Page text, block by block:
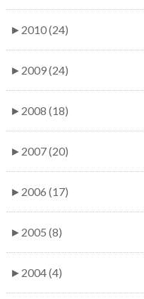
► 2010 (24)
► 2009 (24)
► 2008 (18)
► 2007 (20)
► 2006 (17)
► 2005 (8)
► 2004 (4)